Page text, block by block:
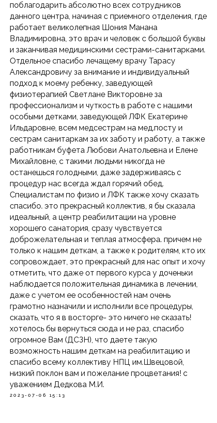
поблагодарить абсолютно всех сотрудников
данного центра, начиная с приемного отделения, где
работает великолепная Шония Манана
Владимировна, это врач и человек с большой буквы
и заканчивая медицинскими сестрами-санитарками.
Отдельное спасибо лечащему врачу Тарасу
Александровичу за внимание и индивидуальный
подход к моему ребенку, заведующей
физиотерапией Светлане Викторовне за
профессионализм и чуткость в работе с нашими
особыми детками, заведующей ЛФК Екатерине
Ильдаровне, всем медсестрам на мед.посту и
сестрам санитаркам за их заботу и работу, а также
работникам буфета Любови Анатольевна и Елене
Михайловне, с такими людьми никогда не
останешься голодными, даже задерживаясь с
процедур нас всегда ждал горячий обед.
Специалистам по физио и ЛФК также хочу сказать
спасибо. это прекрасный коллектив, я бы сказала
идеальный, а центр реабилитации на уровне
хорошего санатория, сразу чувствуется
доброжелательная и теплая атмосфера. причем не
только к нашим деткам, а также к родителям, кто их
сопровождает, это прекрасный для нас опыт и хочу
отметить, что даже от первого курса у доченьки
наблюдается положительная динамика в лечении,
даже с учетом ее особенностей нам очень
грамотно назначили и исполнили все процедуры,
сказать, что я в восторге- это ничего не сказать!
хотелось бы вернуться сюда и не раз, спасибо
огромное Вам (ДСЗН), что даете такую
возможность нашим деткам на реабилитацию и
спасибо всему коллективу НПЦ им.Швецовой,
низкий поклон вам и пожелание процветания! с
уважением Дедкова М.И.
2023-07-06 15:13